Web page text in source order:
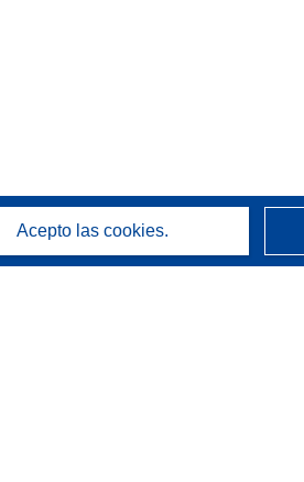
Acepto las cookies.